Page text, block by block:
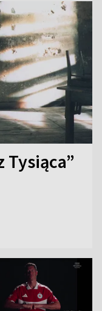
Tysiąca”